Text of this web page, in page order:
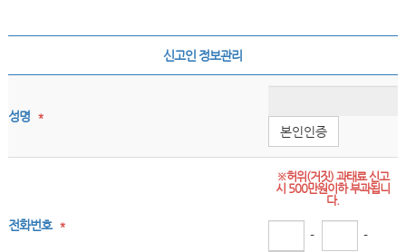
신고인 정보관리
성명 *
본인인증
전화번호 *
※허위(거짓) 과태료 신고
시 500만원이하 부과됩니
다.
- -